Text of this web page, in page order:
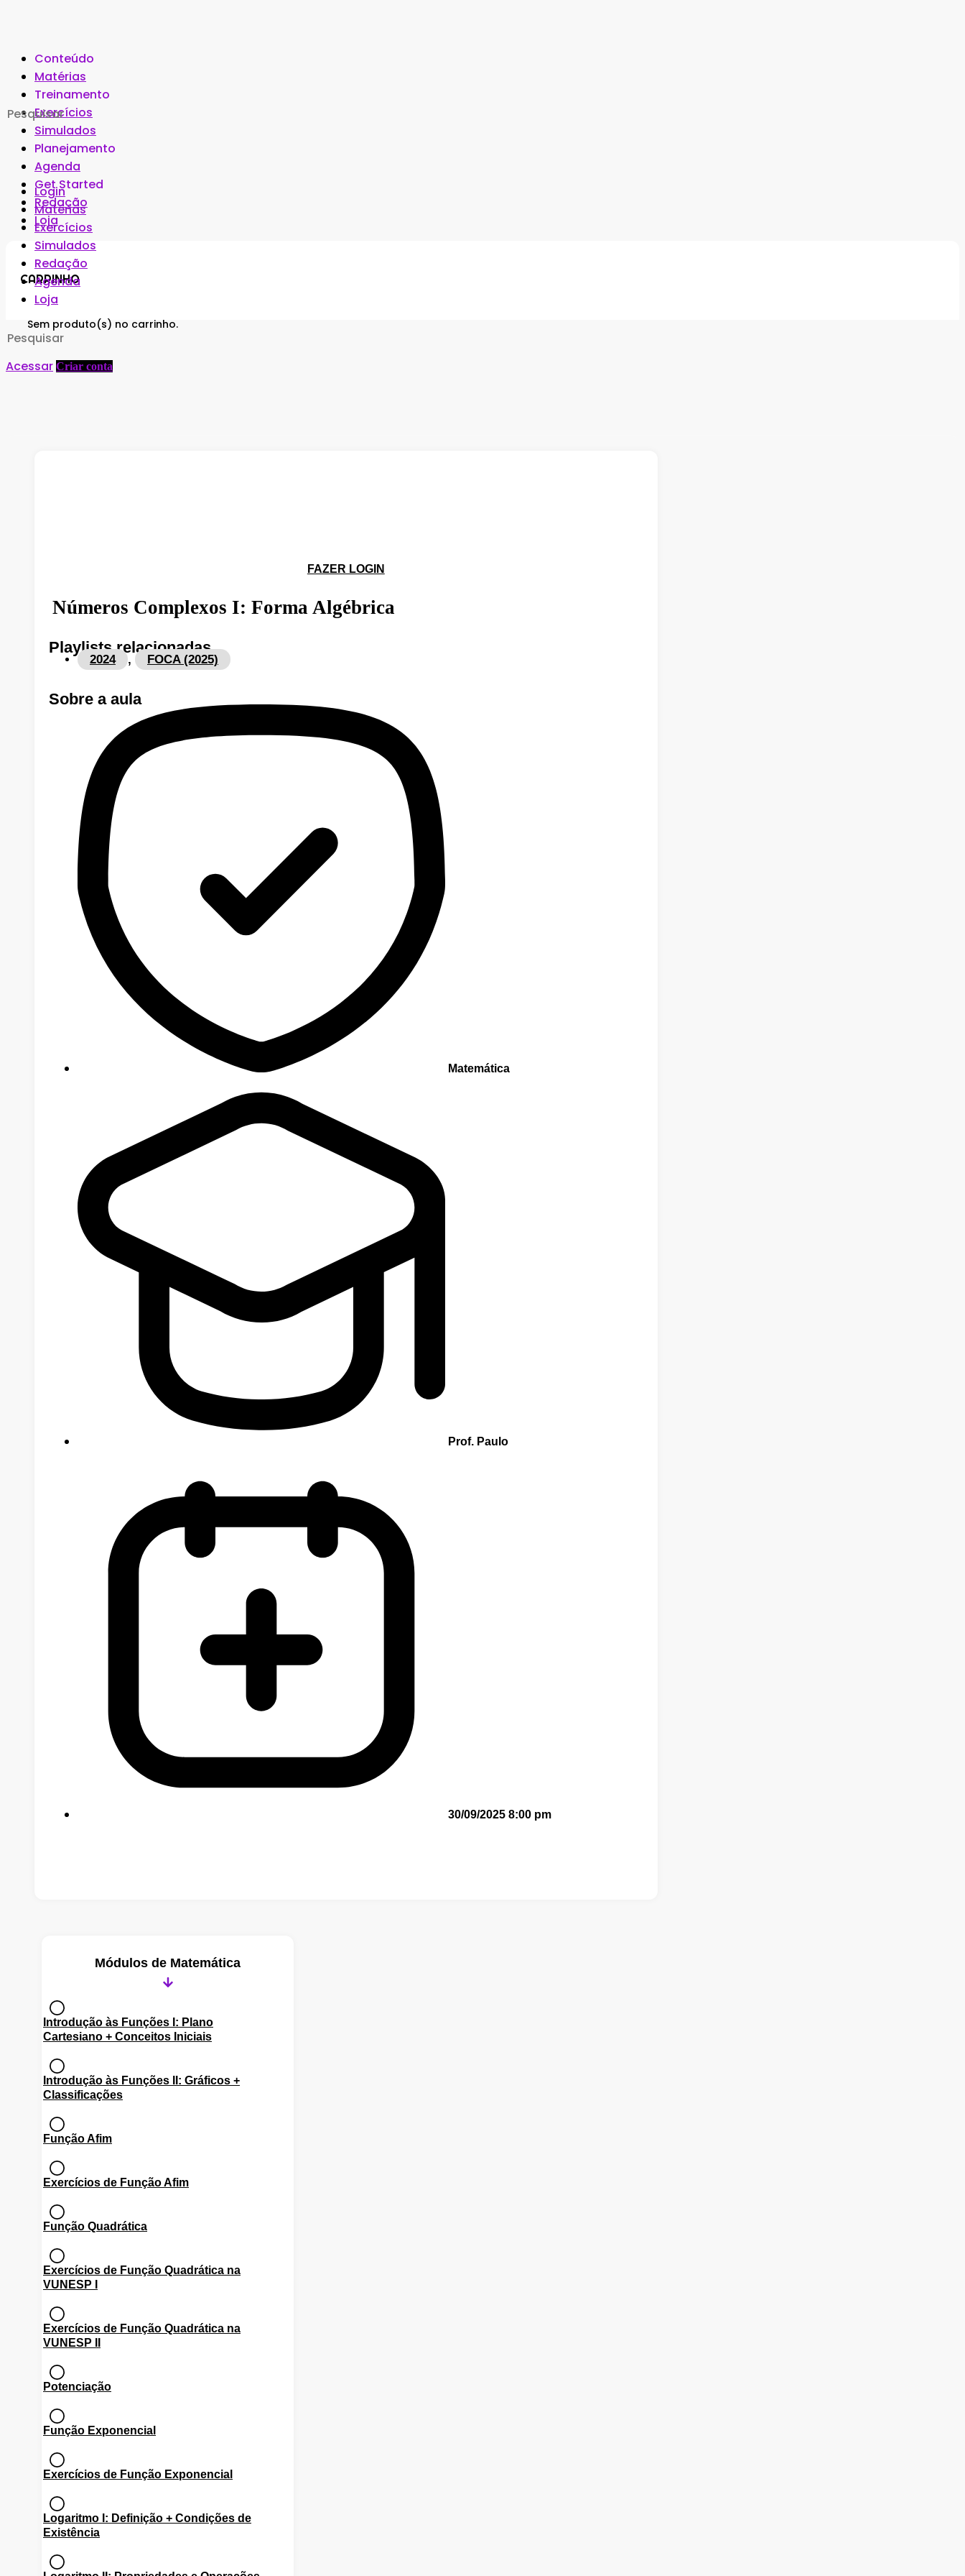
Conteúdo
Matérias
Treinamento
Exercícios
Simulados
Planejamento
Agenda
Get Started
Redação
Loja
CARRINHO
Sem produto(s) no carrinho.
Acessar Criar conta
Search
for:
Login
Matérias
Exercícios
Simulados
Redação
Agenda
Loja
Search
for:
FAZER LOGIN
Números Complexos I: Forma Algébrica
Playlists relacionadas
2024 , FOCA (2025)
Sobre a aula
Matemática
Prof. Paulo
30/09/2025 8:00 pm
Módulos de Matemática
Introdução às Funções I: Plano
Cartesiano + Conceitos Iniciais
Introdução às Funções II: Gráficos +
Classificações
Função Afim
Exercícios de Função Afim
Função Quadrática
Exercícios de Função Quadrática na
VUNESP I
Exercícios de Função Quadrática na
VUNESP II
Potenciação
Função Exponencial
Exercícios de Função Exponencial
Logaritmo I: Definição + Condições de
Existência